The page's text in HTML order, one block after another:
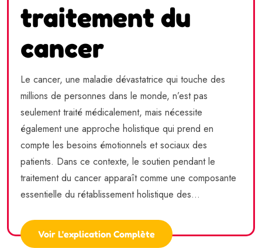
traitement du
cancer
Le cancer, une maladie dévastatrice qui touche des
millions de personnes dans le monde, n’est pas
seulement traité médicalement, mais nécessite
également une approche holistique qui prend en
compte les besoins émotionnels et sociaux des
patients. Dans ce contexte, le soutien pendant le
traitement du cancer apparaît comme une composante
essentielle du rétablissement holistique des...
Voir L'explication Complète